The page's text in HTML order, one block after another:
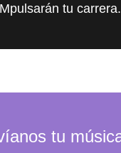
tu carrera.